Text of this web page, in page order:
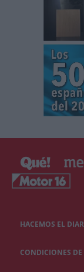
HACEMOS EL
CONDICIONES